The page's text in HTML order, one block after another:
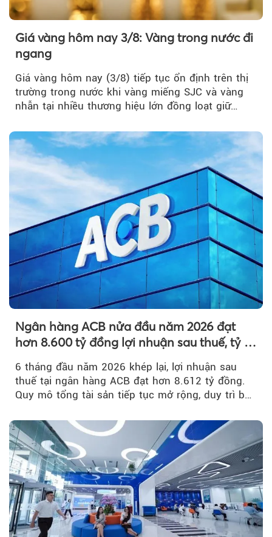
Giá vàng hôm nay 3/8: Vàng trong nước đi
ngang
Giá vàng hôm nay (3/8) tiếp tục ổn định trên thị
trường trong nước khi vàng miếng SJC và vàng
nhẫn tại nhiều thương hiệu lớn đồng loạt giữ
Ngân hàng ACB nửa đầu năm 2026 đạt
hơn 8.600 tỷ đồng lợi nhuận sau thuế, tỷ lệ
6 tháng đầu năm 2026 khép lại, lợi nhuận sau
thuế tại ngân hàng ACB đạt hơn 8.612 tỷ đồng.
Quy mô tổng tài sản tiếp tục mở rộng, duy trì bộ